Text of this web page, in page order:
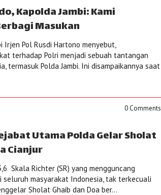
Kapolda Jambi: Kami
Masukan
Irjen Pol Rusdi Hartono menyebut,
terhadap Polri menjadi sebuah tantangan
termasuk Polda Jambi. Ini disampaikannya saat
0 Comments
Utama Polda Gelar Sholat
Cianjur
Skala Richter (SR) yang mengguncang
seluruh masyarakat Indonesia, tak terkecuali
Sholat Ghaib dan Doa ber...